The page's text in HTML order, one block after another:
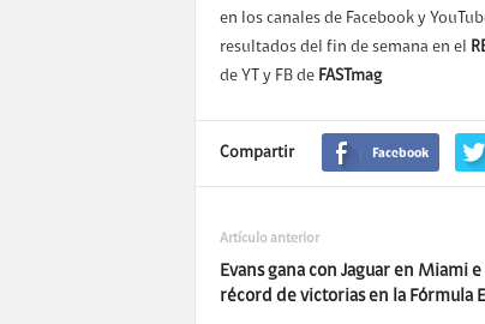
en los canales de Facebook y
resultados del fin de semana en el
de YT y FB de FASTmag
Compartir Facebook
Artículo anterior
Evans gana con Jaguar en Miami
récord de victorias en la Fórmula E